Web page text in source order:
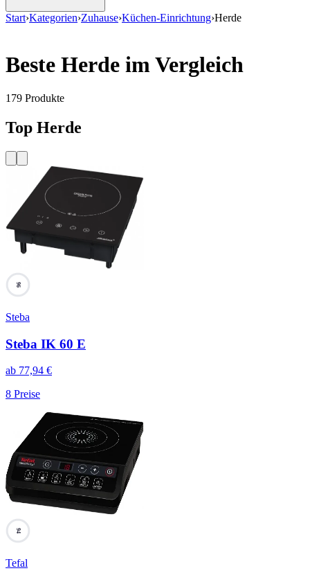
Start›Kategorien›Zuhause›Küchen-Einrichtung›Herde
Beste Herde im Vergleich
179 Produkte
Top Herde
96
Steba
Steba IK 60 E
ab 77,94 €
8 Preise
94
Tefal